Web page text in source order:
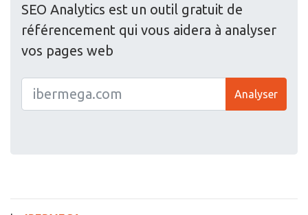
SEO Analytics est un outil gratuit de
référencement qui vous aidera à analyser
vos pages web
Analyser